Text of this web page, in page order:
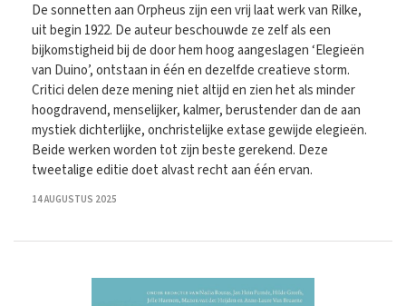
De sonnetten aan Orpheus zijn een vrij laat werk van Rilke,
uit begin 1922. De auteur beschouwde ze zelf als een
bijkomstigheid bij de door hem hoog aangeslagen ‘Elegieën
van Duino’, ontstaan in één en dezelfde creatieve storm.
Critici delen deze mening niet altijd en zien het als minder
hoogdravend, menselijker, kalmer, berustender dan de aan
mystiek dichterlijke, onchristelijke extase gewijde elegieën.
Beide werken worden tot zijn beste gerekend. Deze
tweetalige editie doet alvast recht aan één ervan.
14 AUGUSTUS 2025